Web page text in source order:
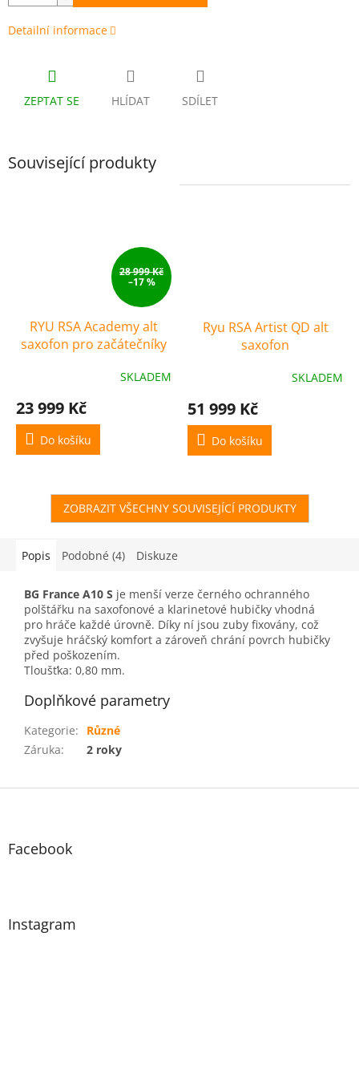
Detailní informace
ZEPTAT SE HLÍDAT SDÍLET
Související produkty
28 999 Kč
–17 %
RYU RSA Academy alt
saxofon pro začátečníky
SKLADEM
23 999 Kč
Do košíku
Ryu RSA Artist QD alt
saxofon
SKLADEM
51 999 Kč
Do košíku
ZOBRAZIT VŠECHNY SOUVISEJÍCÍ PRODUKTY
Popis Podobné (4) Diskuze
BG France A10 S je menší verze černého ochranného
polštářku na saxofonové a klarinetové hubičky vhodná
pro hráče každé úrovně. Díky ní jsou zuby fixovány, což
zvyšuje hráčský komfort a zároveň chrání povrch hubičky
před poškozením.
​Tloušťka: 0,80 mm.
Doplňkové parametry
Kategorie:
Různé
Záruka: 2 roky
Z
Facebook
Instagram